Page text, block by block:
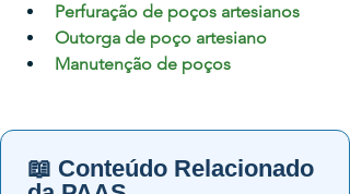
Perfuração de poços artesianos
Outorga de poço artesiano
Manutenção de poços
📖 Conteúdo Relacionado